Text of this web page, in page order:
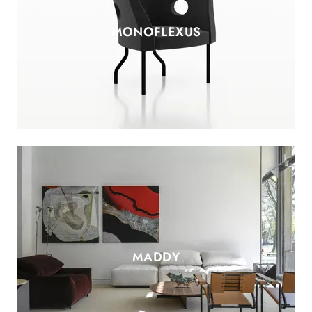
MONOFLEXUS
MADDY